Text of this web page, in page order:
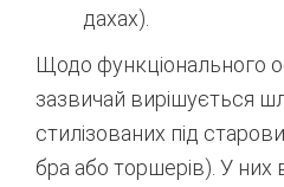
дахах).
Щодо функціонального
зазвичай вирішується
стилізованих під
бра або торшерів). У